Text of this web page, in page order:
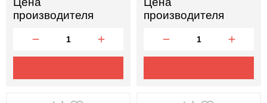
производителя
производителя